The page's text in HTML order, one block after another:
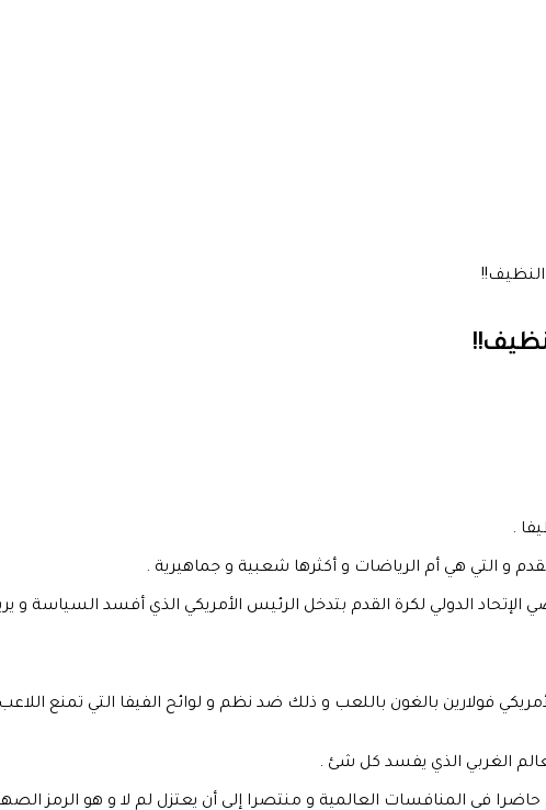
.
و التي هي أم الرياضات و أكثرها شعبية و جماهيرية .
الدولي لكرة القدم بتدخل الرئيس الأمريكي الذي أفسد السياسة و
فولارين بالغون باللعب و ذلك ضد نظم و لوائح الفيفا التي تمنع
الغربي الذي يفسد كل شئ .
في المنافسات العالمية و منتصرا إلي أن يعتزل لم لا و هو الرمز